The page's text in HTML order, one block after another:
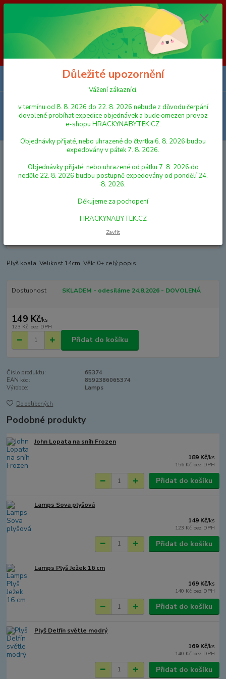
Vážení zákazníci, v termínu od 8. 8. 2026 do 23. 8. 2026 nebude z
důvodu čerpání dovolené probíhat expedice objednávek a bude omezen
provoz e-shopu HRACKYNABYTEK.CZ. Objednávky přijaté, nebo
uhrazené do čtvrtka 6. 8. 2026 budou expedovány v pátek 7. 8. 2026.
Objednávky přijaté, nebo uhrazené od pátku 7. 8. 2026 do neděle 23. 8.
2026 budou postupně expedovány od pondělí 24. 8. 2026. Děkujeme za
pochopení HRACKYNABYTEK.CZ
PLYŠOVÉ HRAČKY ZVÍŘÁTKA Plyš Koala
Plyš Koala
Plyš koala. Velikost 14cm. Věk: 0+ celý popis
Dostupnost SKLADEM - odesíláme 24.8.2026 - DOVOLENÁ
149 Kč/ks
123 Kč bez DPH
Přidat do košíku
Číslo produktu:
65374
EAN kód:
8592386065374
Výrobce:
Lamps
Do oblíbených
Podobné produkty
John Lopata na sníh Frozen
189 Kč/ks
156 Kč bez DPH
Přidat do košíku
Lamps Sova plyšová
149 Kč/ks
123 Kč bez DPH
Přidat do košíku
Lamps Plyš Ježek 16 cm
169 Kč/ks
140 Kč bez DPH
Přidat do košíku
Plyš Delfín světle modrý
169 Kč/ks
140 Kč bez DPH
Přidat do košíku
Důležité upozornění
Vážení zákazníci,
v termínu od 8. 8. 2026 do 22. 8. 2026 nebude z důvodu čerpání
dovolené probíhat expedice objednávek a bude omezen provoz
e-shopu HRACKYNABYTEK.CZ.
Objednávky přijaté, nebo uhrazené do čtvrtka 6. 8. 2026 budou
expedovány v pátek 7. 8. 2026.
Objednávky přijaté, nebo uhrazené od pátku 7. 8. 2026 do
neděle 22. 8. 2026 budou postupně expedovány od pondělí 24.
8. 2026.
Děkujeme za pochopení
HRACKYNABYTEK.CZ
Zavřít